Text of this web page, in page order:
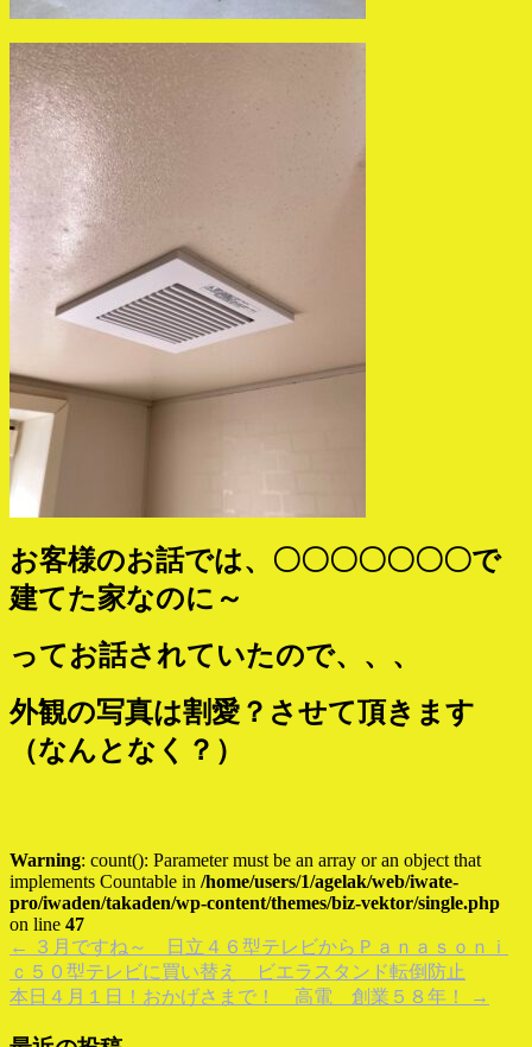
お客様のお話では、〇〇〇〇〇〇〇で
建てた家なのに～
ってお話されていたので、、、
外観の写真は割愛？させて頂きます
（なんとなく？）
Warning: count(): Parameter must be an array or an object that
implements Countable in /home/users/1/agelak/web/iwate-
pro/iwaden/takaden/wp-content/themes/biz-vektor/single.php
on line 47
←
３月ですね～ 日立４６型テレビからＰａｎａｓｏｎｉ
ｃ５０型テレビに買い替え ビエラスタンド転倒防止
本日４月１日！おかげさまで！ 高電 創業５８年！
→